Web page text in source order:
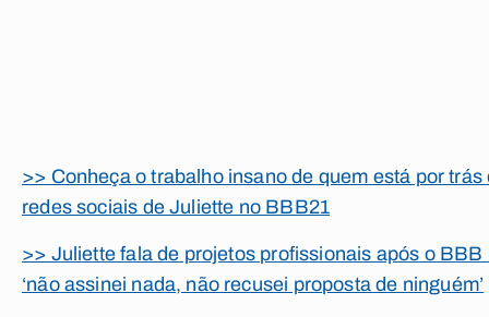
>> Conheça o trabalho insano de quem está por trás
redes sociais de Juliette no BBB21
>> Juliette fala de projetos profissionais após o BBB
‘não assinei nada, não recusei proposta de ninguém’